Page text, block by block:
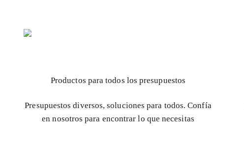
Productos para todos los presupuestos
Presupuestos diversos, soluciones para todos. Confía
en nosotros para encontrar lo que necesitas